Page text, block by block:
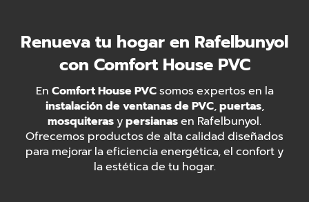
Renueva tu hogar en Rafelbunyol
con Comfort House PVC
En Comfort House PVCsomos expertos en la
instalación de ventanas de PVC,puertas,
mosquiteras ypersianasen Rafelbunyol.
Ofrecemos productos de alta calidad diseñados
para mejorar la eficiencia energética, el confort y
la estética de tu hogar.